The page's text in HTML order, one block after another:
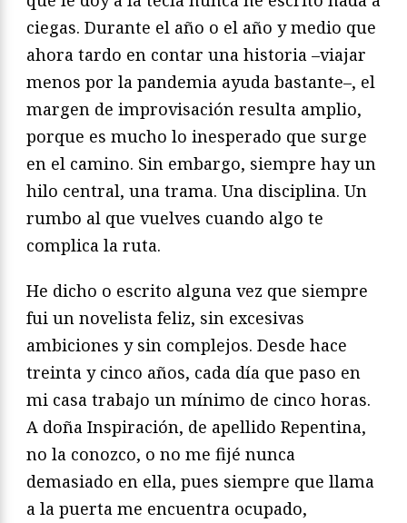
ciegas. Durante el año o el año y medio que
ahora tardo en contar una historia –viajar
menos por la pandemia ayuda bastante–, el
margen de improvisación resulta amplio,
porque es mucho lo inesperado que surge
en el camino. Sin embargo, siempre hay un
hilo central, una trama. Una disciplina. Un
rumbo al que vuelves cuando algo te
complica la ruta.
He dicho o escrito alguna vez que siempre
fui un novelista feliz, sin excesivas
ambiciones y sin complejos. Desde hace
treinta y cinco años, cada día que paso en
mi casa trabajo un mínimo de cinco horas.
A doña Inspiración, de apellido Repentina,
no la conozco, o no me fijé nunca
demasiado en ella, pues siempre que llama
a la puerta me encuentra ocupado,